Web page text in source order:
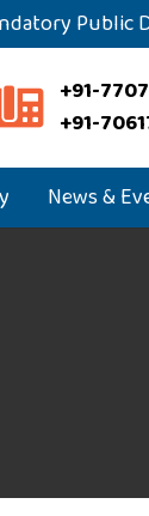
Public
+91-
+91-
News &